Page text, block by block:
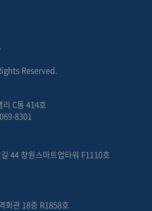
Reserved.
C동 414호
8301
44 창원스마트업타워 F1110호
회관 18층 R1858호